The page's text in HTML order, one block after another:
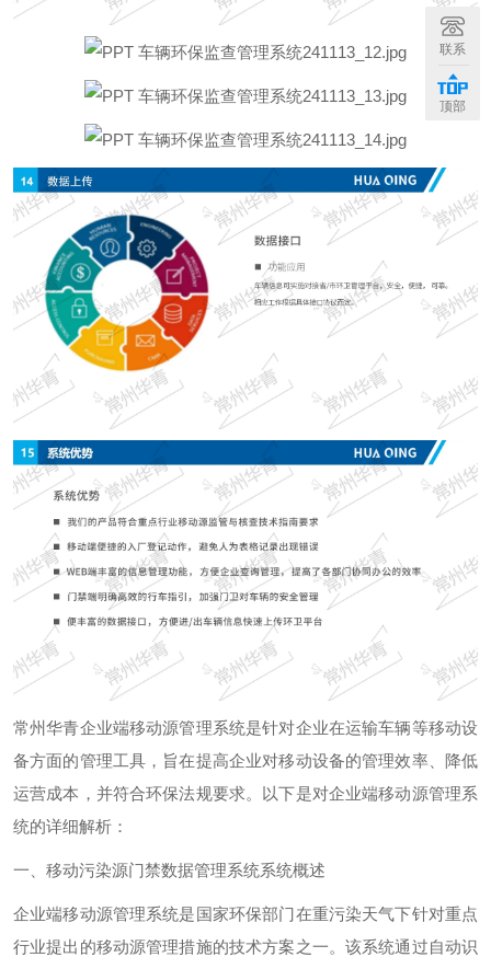
常州华青企业端移动源管理系统是针对企业在运输车辆等移动设
备方面的管理工具，旨在提高企业对移动设备的管理效率、降低
运营成本，并符合环保法规要求。以下是对企业端移动源管理系
统的详细解析：
一、移动污染源门禁数据管理系统系统概述
企业端移动源管理系统是国家环保部门在重污染天气下针对重点
行业提出的移动源管理措施的技术方案之一。该系统通过自动识
联系
顶部